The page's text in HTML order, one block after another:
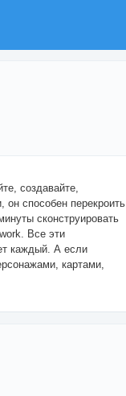
создавайте,
он способен перекроить
сконструировать
Все эти
каждый. А если
картами,